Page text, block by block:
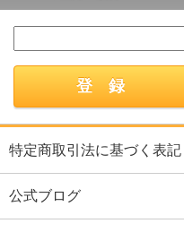
特定商取引法に基づく表記
公式ブログ